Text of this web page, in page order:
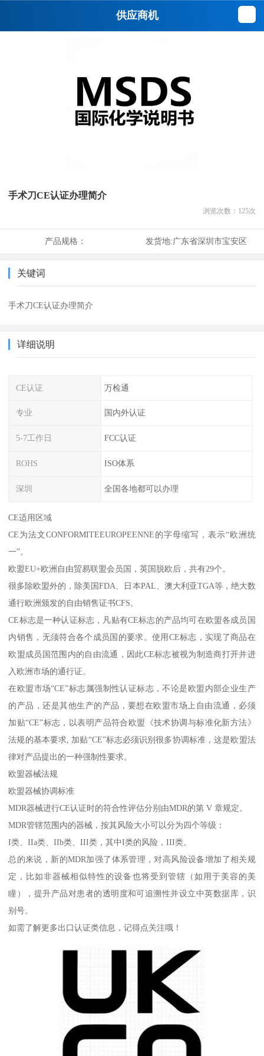
供应商机
手术刀CE认证办理简介
浏览次数： 125次
产品规格： 发货地:广东省深圳市宝安区
关键词
手术刀CE认证办理简介
详细说明
CE认证 万检通
专业 国内外认证
5-7工作日 FCC认证
ROHS ISO体系
深圳 全国各地都可以办理
CE适用区域
CE为法文CONFORMITEEUROPEENNE的字母缩写，表示“欧洲统
一”。
欧盟EU+欧洲自由贸易联盟会员国，英国脱欧后，共有29个。
很多除欧盟外的，除美国FDA、日本PAL、澳大利亚TGA等，绝大数
通行欧洲颁发的自由销售证书CFS。
CE标志是一种认证标志，凡贴有CE标志的产品均可在欧盟各成员国
内销售，无须符合各个成员国的要求。使用CE标志，实现了商品在
欧盟成员国范围内的自由流通，因此CE标志被视为制造商打开并进
入欧洲市场的通行证。
在欧盟市场“CE”标志属强制性认证标志，不论是欧盟内部企业生产
的产品，还是其他生产的产品，要想在欧盟市场上自由流通，必须
加贴“CE”标志，以表明产品符合欧盟《技术协调与标准化新方法》
法规的基本要求, 加贴“CE”标志必须识别很多协调标准，这是欧盟法
律对产品提出的一种强制性要求。
欧盟器械法规
欧盟器械协调标准
MDR器械进行CE认证时的符合性评估分别由MDR的第 V 章规定。
MDR管辖范围内的器械，按其风险大小可以分为四个等级：
I类、IIa类、IIb类、III类，其中I类的风险，III类。
总的来说，新的MDR加强了体系管理，对高风险设备增加了相关规
定，比如非器械相似特性的设备也将受到管辖（如用于美容的美
瞳），提升产品对患者的透明度和可追溯性并设立中英数据库，识
别号。
如需了解更多出口认证类信息，记得点关注哦！